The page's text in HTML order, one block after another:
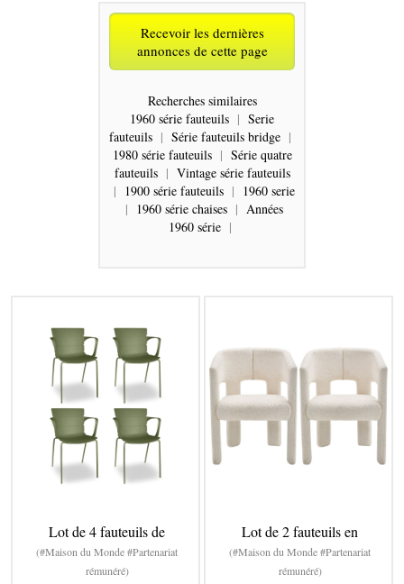
Recevoir les dernières
annonces de cette page
Recherches similaires
1960 série fauteuils | Serie
fauteuils | Série fauteuils bridge |
1980 série fauteuils | Série quatre
fauteuils | Vintage série fauteuils
| 1900 série fauteuils | 1960 serie
| 1960 série chaises | Années
1960 série |
Lot de 4 fauteuils de
(#Maison du Monde #Partenariat
rémunéré)
Lot de 2 fauteuils en
(#Maison du Monde #Partenariat
rémunéré)